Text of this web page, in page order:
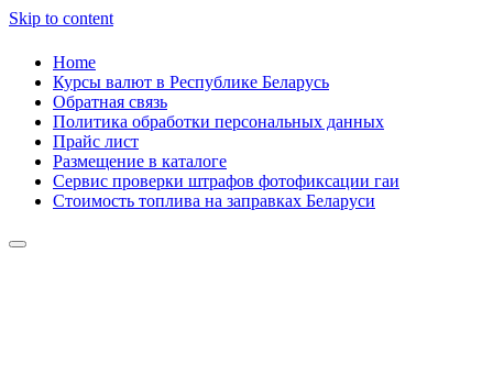
Skip to content
Home
Курсы валют в Республике Беларусь
Обратная связь
Политика обработки персональных данных
Прайс лист
Размещение в каталоге
Сервис проверки штрафов фотофиксации гаи
Стоимость топлива на заправках Беларуси